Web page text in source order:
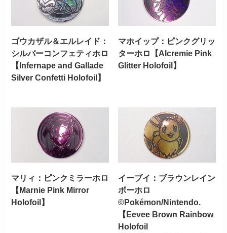
ゴウカザル＆エルレイド：
シルバーコンフェティホロ
【Infernape and Gallade
Silver Confetti Holofoil】
マホイップ：ピンクグリッ
ターホロ【Alcremie Pink
Glitter Holofoil】
マリィ：ピンクミラーホロ
【Marnie Pink Mirror
Holofoil】
イーブイ：ブラウンレイン
ボーホロ
©Pokémon/Nintendo.
【Eevee Brown Rainbow
Holofoil